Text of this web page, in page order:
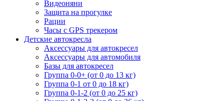
Видеоняни
Защита на прогулке
Рации
Часы с GPS трекером
Детские автокресла
Аксессуары для автокресел
Аксессуары для автомобиля
Базы для автокресел
Группа 0-0+ (от 0 до 13 кг)
Группа 0-1 от 0 до 18 кг)
Группа 0-1-2 (от 0 до 25 кг)